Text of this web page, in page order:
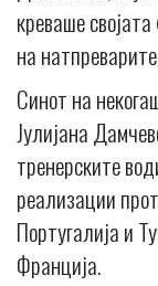
креваше
на
Синот на
Јулијана
тренерските
реализации
Португалија и
Франција.